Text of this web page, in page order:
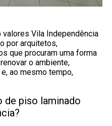
Vila Independência
por arquitetos,
que procuram uma forma
o ambiente,
ao mesmo tempo,
de piso laminado